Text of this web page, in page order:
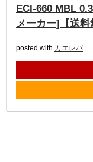
ECI-660 MBL
メーカー]【送料
posted with カエレバ